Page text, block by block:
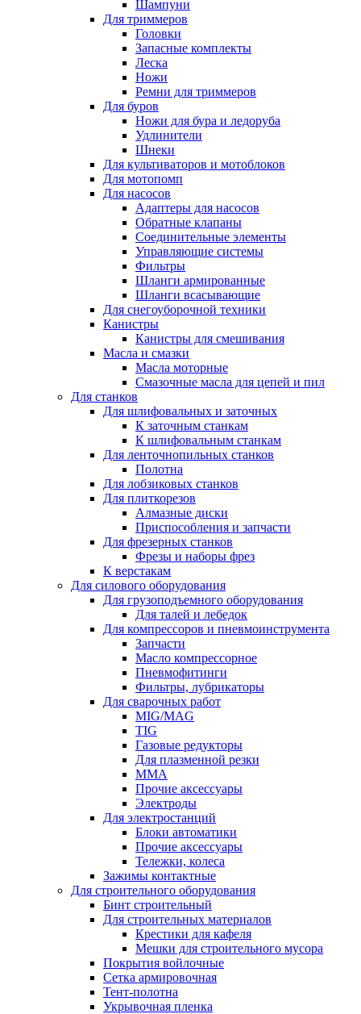
Шампуни
Для триммеров
Головки
Запасные комплекты
Леска
Ножи
Ремни для триммеров
Для буров
Ножи для бура и ледоруба
Удлинители
Шнеки
Для культиваторов и мотоблоков
Для мотопомп
Для насосов
Адаптеры для насосов
Обратные клапаны
Соединительные элементы
Управляющие системы
Фильтры
Шланги армированные
Шланги всасывающие
Для снегоуборочной техники
Канистры
Канистры для смешивания
Масла и смазки
Масла моторные
Смазочные масла для цепей и пил
Для станков
Для шлифовальных и заточных
К заточным станкам
К шлифовальным станкам
Для ленточнопильных станков
Полотна
Для лобзиковых станков
Для плиткорезов
Алмазные диски
Приспособления и запчасти
Для фрезерных станков
Фрезы и наборы фрез
К верстакам
Для силового оборудования
Для грузоподъемного оборудования
Для талей и лебедок
Для компрессоров и пневмоинструмента
Запчасти
Масло компрессорное
Пневмофитинги
Фильтры, лубрикаторы
Для сварочных работ
MIG/MAG
TIG
Газовые редукторы
Для плазменной резки
ММА
Прочие аксессуары
Электроды
Для электростанций
Блоки автоматики
Прочие аксессуары
Тележки, колеса
Зажимы контактные
Для строительного оборудования
Бинт строительный
Для строительных материалов
Крестики для кафеля
Мешки для строительного мусора
Покрытия войлочные
Сетка армировочная
Тент-полотна
Укрывочная пленка